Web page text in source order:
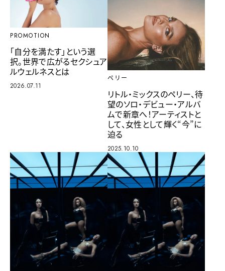
PROMOTION
「自分を満たす」という選
択。世界で広がるセクシュア
ルウェルネスとは
2026.07.11
ペリー
リトル・ミックスのペリー、待
望のソロ・デビュー・アルバ
ムで新章へ！アーティストと
して、女性として輝く“今”に
迫る
2025.10.10